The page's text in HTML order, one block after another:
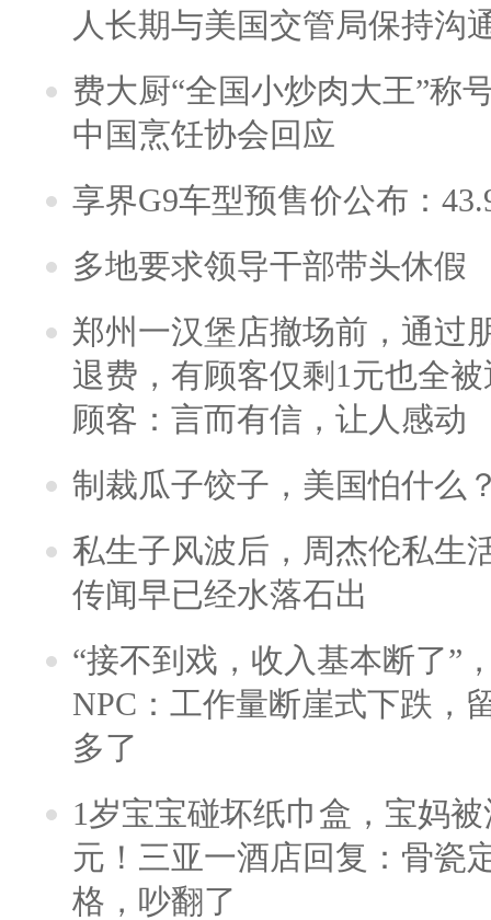
人长期与美国交管局保持沟
费大厨“全国小炒肉大王”称
中国烹饪协会回应
享界G9车型预售价公布：
多地要求领导干部带头休假
郑州一汉堡店撤场前，通过
退费，有顾客仅剩1元也全
顾客：言而有信，让人感动
制裁瓜子饺子，美国怕什么
私生子风波后，周杰伦私生
传闻早已经水落石出
“接不到戏，收入基本断了”
NPC：工作量断崖式下跌，
多了
1岁宝宝碰坏纸巾盒，宝妈
元！三亚一酒店回复：骨瓷
格，吵翻了